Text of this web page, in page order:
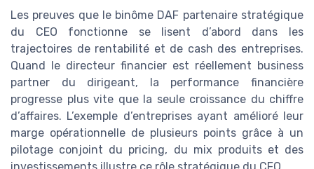
Les preuves que le binôme DAF partenaire stratégique
du CEO fonctionne se lisent d’abord dans les
trajectoires de rentabilité et de cash des entreprises.
Quand le directeur financier est réellement business
partner du dirigeant, la performance financière
progresse plus vite que la seule croissance du chiffre
d’affaires. L’exemple d’entreprises ayant amélioré leur
marge opérationnelle de plusieurs points grâce à un
pilotage conjoint du pricing, du mix produits et des